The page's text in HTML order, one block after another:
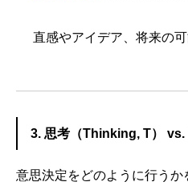
直感やアイデア、将来の
3. 思考（Thinking, T） vs.
意思決定をどのように行うか